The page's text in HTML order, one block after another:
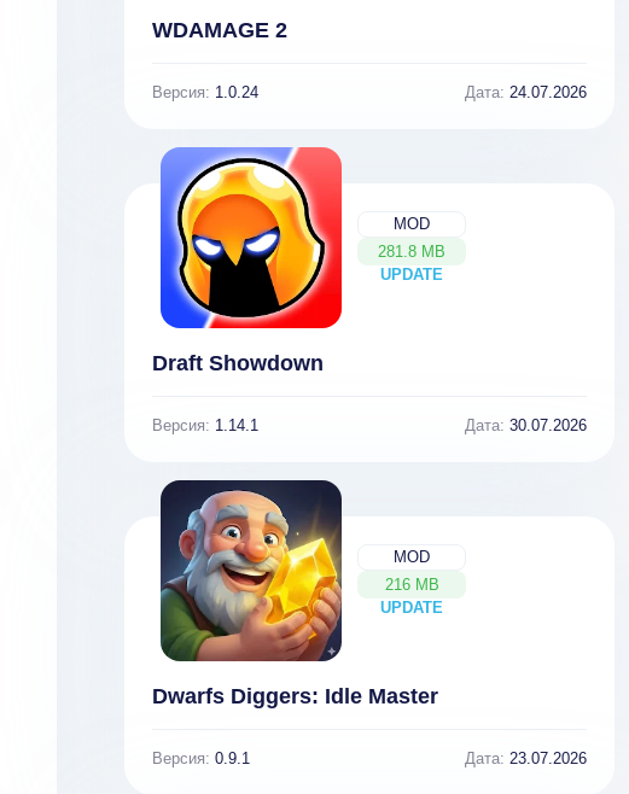
WDAMAGE 2
Версия: 1.0.24 Дата: 24.07.2026
MOD
281.8 MB
UPDATE
NEW
Draft Showdown
Версия: 1.14.1 Дата: 30.07.2026
MOD
216 MB
UPDATE
NEW
Dwarfs Diggers: Idle Master
Версия: 0.9.1 Дата: 23.07.2026